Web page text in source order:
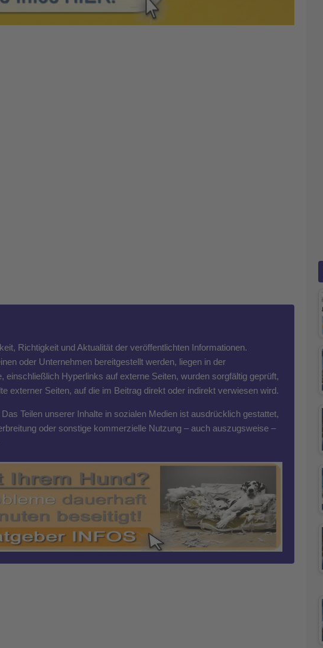
Richtigkeit und Aktualität der veröffentlichten Informationen.
oder Unternehmen bereitgestellt werden, liegen in der
einschließlich Hyperlinks auf externe Seiten, wurden sorgfältig geprüft,
externer Seiten, auf die im Beitrag direkt oder indirekt verwiesen wird.
Teilen unserer Inhalte in sozialen Medien ist ausdrücklich gestattet,
oder sonstige kommerzielle Nutzung – auch auszugsweise –